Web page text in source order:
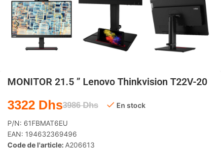
MONITOR 21.5 ” Lenovo Thinkvision T22V-20
3986Dhs
3322 Dhs En stock
P/N: 61FBMAT6EU
EAN: 194632369496
Code de l'article: A206613